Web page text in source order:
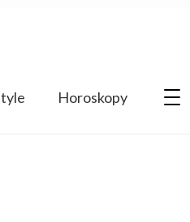
Horoskopy